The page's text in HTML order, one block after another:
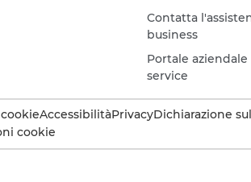
Contatta
business
Portale aziendale
service
AccessibilitàPrivacyDichiarazione
cookie